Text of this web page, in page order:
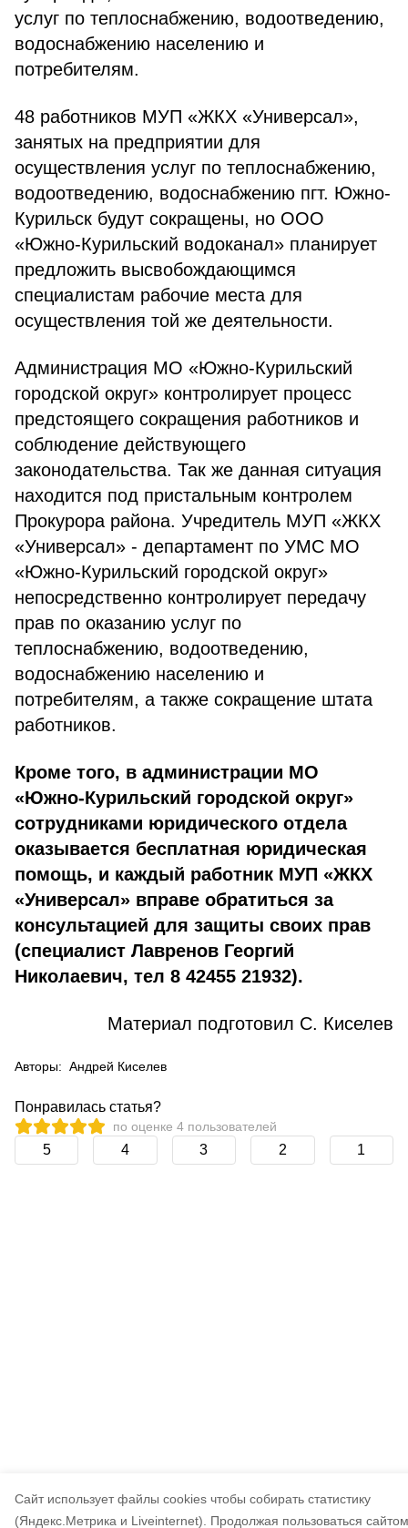
Cайт использует файлы cookies чтобы собирать статистику
(Яндекс.Метрика и Liveinternet).
Продолжая пользоваться
услуг по теплоснабжению, водоотведению,
водоснабжению населению и
потребителям.
48 работников МУП «ЖКХ «Универсал»,
занятых на предприятии для
осуществления услуг по теплоснабжению,
водоотведению, водоснабжению пгт. Южно-
Курильск будут сокращены, но ООО
«Южно-Курильский водоканал» планирует
предложить высвобождающимся
специалистам рабочие места для
осуществления той же деятельности.
Администрация МО «Южно-Курильский
городской округ» контролирует процесс
предстоящего сокращения работников и
соблюдение действующего
законодательства. Так же данная ситуация
находится под пристальным контролем
Прокурора района. Учредитель МУП «ЖКХ
«Универсал» - департамент по УМС МО
«Южно-Курильский городской округ»
непосредственно контролирует передачу
прав по оказанию услуг по
теплоснабжению, водоотведению,
водоснабжению населению и
потребителям, а также сокращение штата
работников.
Кроме того, в администрации МО
«Южно-Курильский городской округ»
сотрудниками юридического отдела
оказывается бесплатная юридическая
помощь, и каждый работник МУП «ЖКХ
«Универсал» вправе обратиться за
консультацией для защиты своих прав
(специалист Лавренов Георгий
Николаевич, тел 8 42455 21932).
Материал подготовил С. Киселев
Авторы: Андрей Киселев
Понравилась статья?
по оценке 4 пользователей
5 4 3 2 1